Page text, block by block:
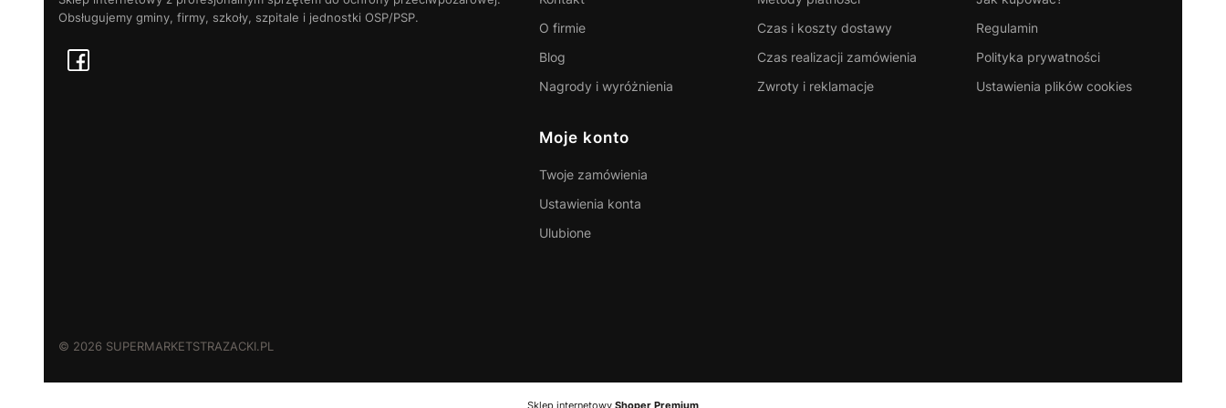
Obsługujemy gminy, firmy, szkoły, szpitale i jednostki OSP/PSP.
O firmie
Blog
Nagrody i wyróżnienia
Czas i koszty dostawy
Czas realizacji zamówienia
Zwroty i reklamacje
Regulamin
Polityka prywatności
Ustawienia plików cookies
Moje konto
Twoje zamówienia
Ustawienia konta
Ulubione
© 2026 SUPERMARKETSTRAZACKI.PL
Sklep internetowy Shoper Premium